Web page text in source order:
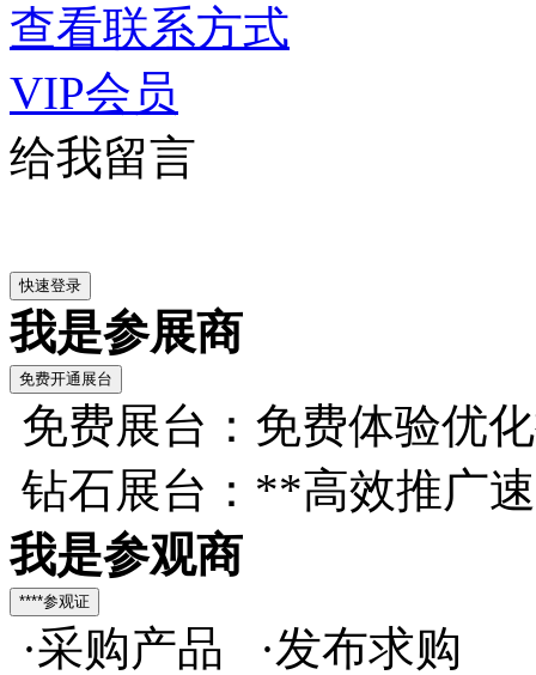
查看联系方式
VIP会员
给我留言
我是参展商
免费展台：免费体验优
钻石展台：**高效推广
我是参观商
·采购产品 ·发布求购